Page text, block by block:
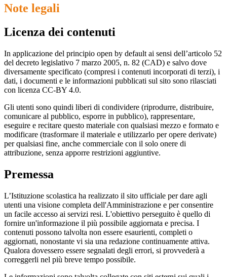
Note legali
Licenza dei contenuti
In applicazione del principio open by default ai sensi dell’articolo 52
del decreto legislativo 7 marzo 2005, n. 82 (CAD) e salvo dove
diversamente specificato (compresi i contenuti incorporati di terzi), i
dati, i documenti e le informazioni pubblicati sul sito sono rilasciati
con licenza CC-BY 4.0.
Gli utenti sono quindi liberi di condividere (riprodurre, distribuire,
comunicare al pubblico, esporre in pubblico), rappresentare,
eseguire e recitare questo materiale con qualsiasi mezzo e formato e
modificare (trasformare il materiale e utilizzarlo per opere derivate)
per qualsiasi fine, anche commerciale con il solo onere di
attribuzione, senza apporre restrizioni aggiuntive.
Premessa
L’Istituzione scolastica ha realizzato il sito ufficiale per dare agli
utenti una visione completa dell'Amministrazione e per consentire
un facile accesso ai servizi resi. L'obiettivo perseguito è quello di
fornire un'informazione il più possibile aggiornata e precisa. I
contenuti possono talvolta non essere esaurienti, completi o
aggiornati, nonostante vi sia una redazione continuamente attiva.
Qualora dovessero essere segnalati degli errori, si provvederà a
correggerli nel più breve tempo possibile.